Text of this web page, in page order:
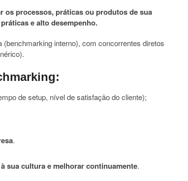
os processos, práticas ou produtos de sua
e alto desempenho.
interno), com concorrentes diretos
de setup, nível de satisfação do cliente);
.
sua cultura e melhorar continuamente.